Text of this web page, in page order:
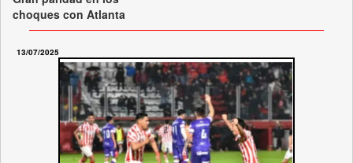
choques con Atlanta
13/07/2025